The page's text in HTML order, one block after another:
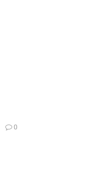
0